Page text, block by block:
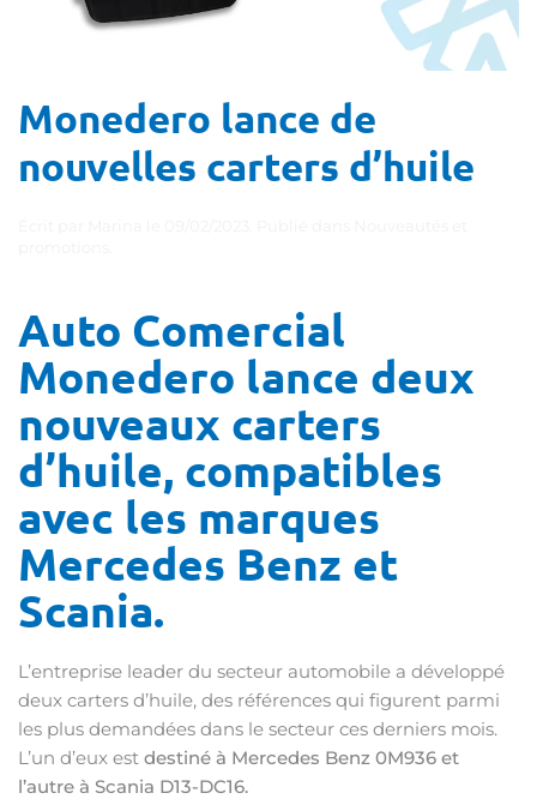
Monedero lance de
nouvelles carters d’huile
Auto Comercial
Monedero lance deux
nouveaux carters
d’huile, compatibles
avec les marques
Mercedes Benz et
Scania.
L’entreprise leader du secteur automobile a développé
deux carters d’huile, des références qui figurent parmi
les plus demandées dans le secteur ces derniers mois.
L’un d’eux est destiné à Mercedes Benz 0M936 et
l’autre à Scania D13-DC16.